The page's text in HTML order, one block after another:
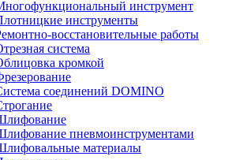
инструмент
инструменты
восстановительные работы
система
кромкой
соединений DOMINO
пневмоинструментами
материалы